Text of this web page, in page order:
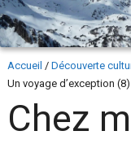
Accueil / Découverte
Un voyage d’exception (8)
Chez